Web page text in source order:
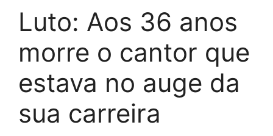
Luto: Aos 36 anos
morre o cantor que
estava no auge da
sua carreira